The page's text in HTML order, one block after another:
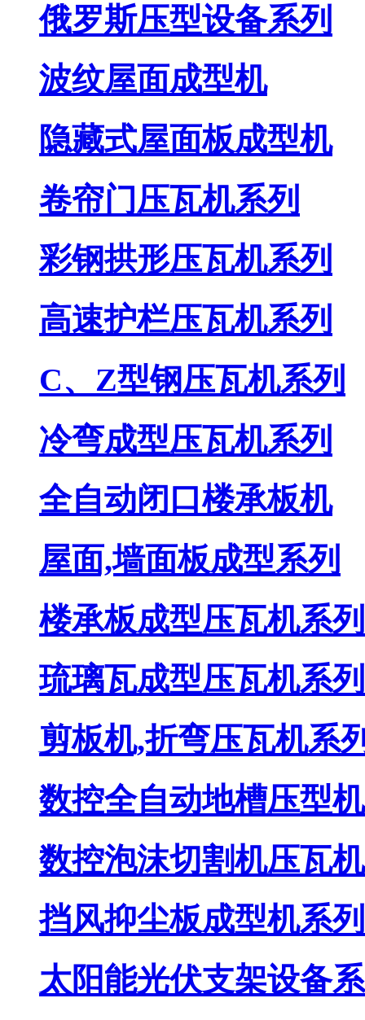
俄罗斯压型设备系列
波纹屋面成型机
隐藏式屋面板成型机
卷帘门压瓦机系列
彩钢拱形压瓦机系列
高速护栏压瓦机系列
C、Z型钢压瓦机系列
冷弯成型压瓦机系列
全自动闭口楼承板机
屋面,墙面板成型系列
楼承板成型压瓦机系列
琉璃瓦成型压瓦机系列
剪板机,折弯压瓦机系
数控全自动地槽压型机
数控泡沫切割机压瓦
挡风抑尘板成型机系列
太阳能光伏支架设备